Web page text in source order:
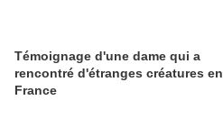
Témoignage d'une dame qui a
rencontré d'étranges créatures en
France